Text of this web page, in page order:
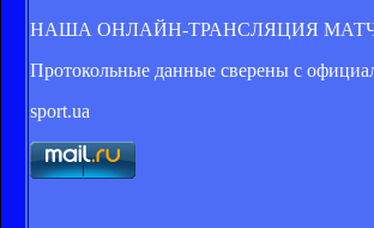
НАША ОНЛАЙН-ТРАНСЛЯЦИЯ
Протокольные данные сверены с
sport.ua